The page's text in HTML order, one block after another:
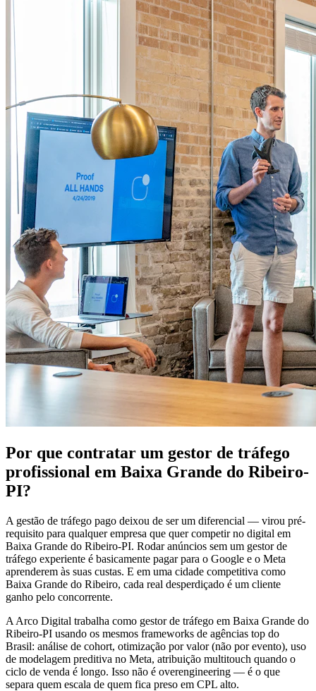
Por que contratar um gestor de tráfego
profissional em Baixa Grande do Ribeiro-
PI?
A gestão de tráfego pago deixou de ser um diferencial — virou pré-
requisito para qualquer empresa que quer competir no digital em
Baixa Grande do Ribeiro-PI. Rodar anúncios sem um gestor de
tráfego experiente é basicamente pagar para o Google e o Meta
aprenderem às suas custas. E em uma cidade competitiva como
Baixa Grande do Ribeiro, cada real desperdiçado é um cliente
ganho pelo concorrente.
A Arco Digital trabalha como gestor de tráfego em Baixa Grande do
Ribeiro-PI usando os mesmos frameworks de agências top do
Brasil: análise de cohort, otimização por valor (não por evento), uso
de modelagem preditiva no Meta, atribuição multitouch quando o
ciclo de venda é longo. Isso não é overengineering — é o que
separa quem escala de quem fica preso em CPL alto.